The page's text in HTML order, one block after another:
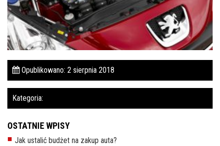
Pomoc w znalezieniu auta w Polsce
Wyszukiwanie samochodu w ogłoszeniach
Referencje
Blog
Opublikowano: 2 sierpnia 2018
Kategoria:
OSTATNIE WPISY
Jak ustalić budżet na zakup auta?